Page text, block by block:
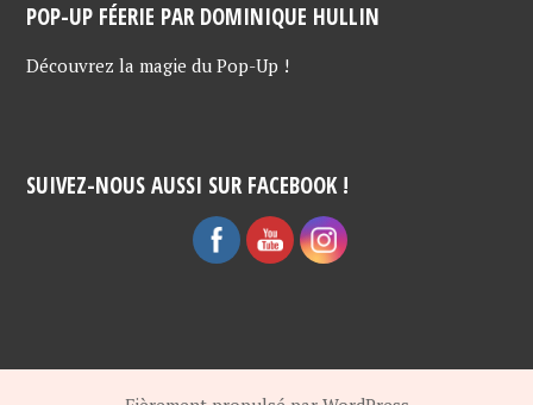
POP-UP FÉERIE PAR DOMINIQUE HULLIN
Découvrez la magie du Pop-Up !
SUIVEZ-NOUS AUSSI SUR FACEBOOK !